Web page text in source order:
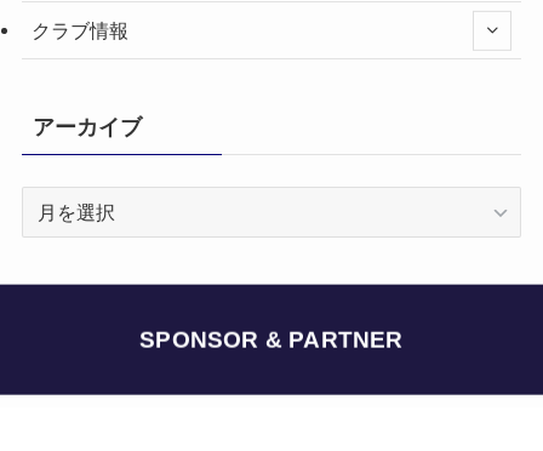
クラブ情報
アーカイブ
イ
SPONSOR & PARTNER